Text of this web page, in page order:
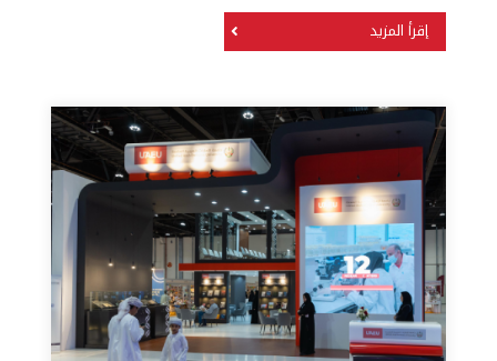
إقرأ المزيد